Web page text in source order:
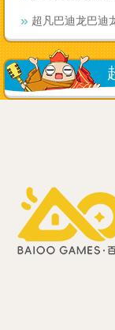
超凡巴迪龙巴迪